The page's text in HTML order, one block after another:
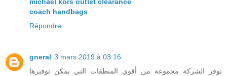
coach handbags
Répondre
gneral 3 mars 2019 à 03:16
توفر الشركة مجموعة من أقوي المنظفات التي يمكن توفيرها